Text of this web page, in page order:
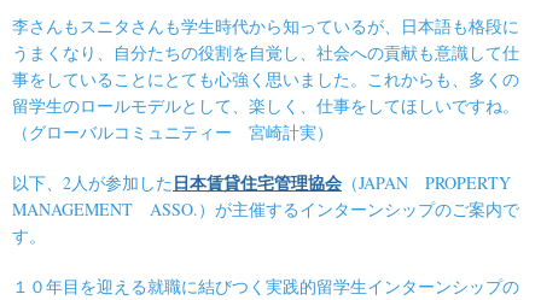
李さんもスニタさんも学生時代から知っているが、日本語も格段に
うまくなり、自分たちの役割を自覚し、社会への貢献も意識して仕
事をしていることにとても心強く思いました。これからも、多くの
留学生のロールモデルとして、楽しく、仕事をしてほしいですね。
（グローバルコミュニティー 宮崎計実）
以下、2人が参加した 日本賃貸住宅管理協会 （JAPAN PROPERTY
MANAGEMENT ASSO.）が主催するインターンシップのご案内で
す。
１０年目を迎える就職に結びつく実践的留学生インターンシップの